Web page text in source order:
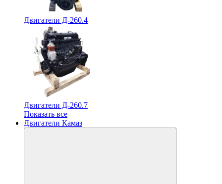
Двигатели Д-260.4
Двигатели Д-260.7
Показать все
Двигатели Камаз